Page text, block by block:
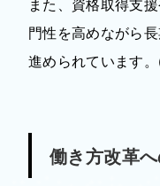
門性を高めながら
進められています
働き方改革